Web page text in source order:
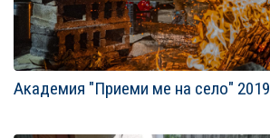
Академия "Приеми ме на село" 2019